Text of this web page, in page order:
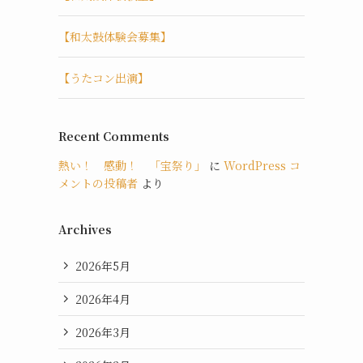
【和太鼓体験会募集】
【うたコン出演】
Recent Comments
熱い！ 感動！ 「宝祭り」
に WordPress コ
メントの投稿者 より
Archives
2026年5月
2026年4月
2026年3月